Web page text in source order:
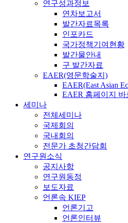
연구성과정보
연차보고서
발간자료목록
인포카드
국가정책기여현황
발간물안내
구 발간자료
EAER(영문학술지)
EAER(East Asian
EAER 홈페이지 바
세미나
전체세미나
국제회의
국내회의
전문가 초청간담회
연구원소식
공지사항
연구원동정
보도자료
언론속 KIEP
언론기고
언론인터뷰